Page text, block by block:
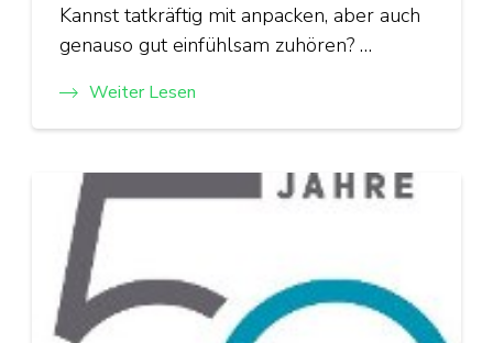
Kannst tatkräftig mit anpacken, aber auch
genauso gut einfühlsam zuhören? …
Weiter Lesen